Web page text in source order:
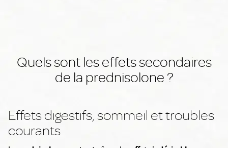
Quels sont les effets secondaires
de la prednisolone ?
Effets digestifs, sommeil et troubles
courants